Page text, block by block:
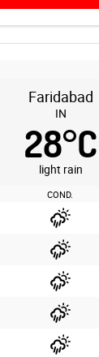
Faridabad
IN
28°C
light rain
COND.